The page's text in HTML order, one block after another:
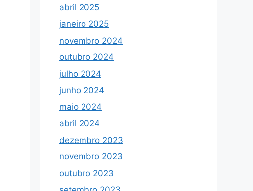
abril 2025
janeiro 2025
novembro 2024
outubro 2024
julho 2024
junho 2024
maio 2024
abril 2024
dezembro 2023
novembro 2023
outubro 2023